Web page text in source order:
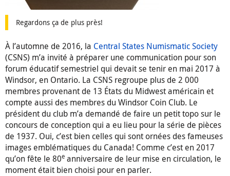
Regardons ça de plus près!
À l’automne de 2016, la Central States Numismatic Society
(CSNS) m’a invité à préparer une communication pour son
forum éducatif semestriel qui devait se tenir en mai 2017 à
Windsor, en Ontario. La CSNS regroupe plus de 2 000
membres provenant de 13 États du Midwest américain et
compte aussi des membres du Windsor Coin Club. Le
président du club m’a demandé de faire un petit topo sur le
concours de conception qui a eu lieu pour la série de pièces
de 1937. Oui, c’est bien celles qui sont ornées des fameuses
images emblématiques du Canada! Comme c’est en 2017
qu’on fête le 80e anniversaire de leur mise en circulation, le
moment était bien choisi pour en parler.